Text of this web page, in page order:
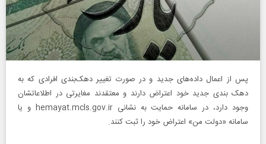
پس از اعمال داده‌های جدید و در صورت تغییر دهک‌بندی افرادی که به
دهک‌ بندی جدید خود اعتراض دارند و معتقدند مغایرتی در اطلاعاتشان
وجود دارد، در سامانه حمایت به نشانی hemayat.mcls.gov.ir و یا
سامانه «دولت من» اعتراض خود را ثبت کنند.